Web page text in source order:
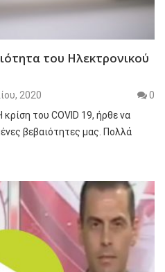
του Ηλεκτρονικού
2020
0
του COVID 19, ήρθε να
βεβαιότητες μας. Πολλά